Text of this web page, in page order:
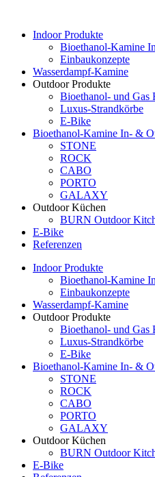
Indoor Produkte
Bioethanol-Kamine
Einbaukonzepte
Wasserdampf-Kamine
Outdoor Produkte
Bioethanol- und Gas
Luxus-Strandkörbe
E-Bike
Bioethanol-Kamine In- &
STONE
ROCK
CABO
PORTO
GALAXY
Outdoor Küchen
BURN Outdoor
E-Bike
Referenzen
Indoor Produkte
Bioethanol-Kamine
Einbaukonzepte
Wasserdampf-Kamine
Outdoor Produkte
Bioethanol- und Gas
Luxus-Strandkörbe
E-Bike
Bioethanol-Kamine In- &
STONE
ROCK
CABO
PORTO
GALAXY
Outdoor Küchen
BURN Outdoor
E-Bike